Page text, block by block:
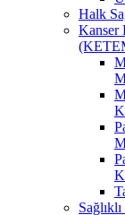
Halk
Kanser